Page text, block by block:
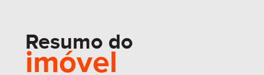
Resumo do
imóvel